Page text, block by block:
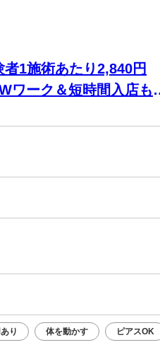
者1施術あたり2,840円
ワーク＆短時間入店も
り 体を動かす ピアスOK